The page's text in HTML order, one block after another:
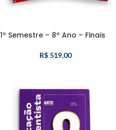
1º Semestre – 8º Ano – Finais
R$ 519,00